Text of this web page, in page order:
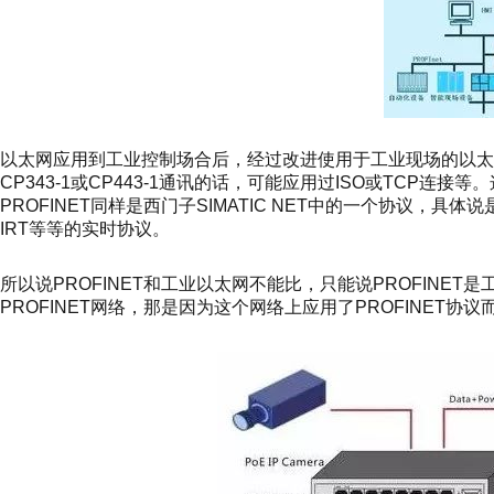
以太网应用到工业控制场合后，经过改进使用于工业现场的以
CP343-1或CP443-1通讯的话，可能应用过ISO或TCP连接等
PROFINET同样是西门子SIMATIC NET中的一个协议，具体
IRT等等的实时协议。
所以说PROFINET和工业以太网不能比，只能说PROFINET
PROFINET网络，那是因为这个网络上应用了PROFINET协议